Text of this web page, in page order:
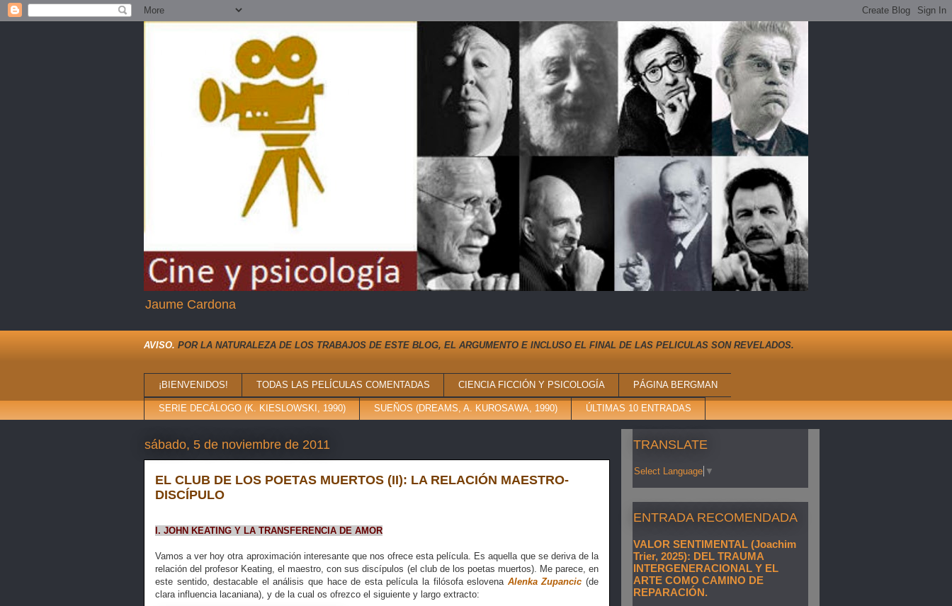
Jaume Cardona
AVISO. POR LA NATURALEZA DE LOS TRABAJOS DE ESTE BLOG, EL ARGUMENTO E INCLUSO EL FINAL DE LAS PELICULAS SON REVELADOS.
¡BIENVENIDOS! TODAS LAS PELÍCULAS COMENTADAS CIENCIA FICCIÓN Y PSICOLOGÍA PÁGINA BERGMAN
SERIE DECÁLOGO (K. KIESLOWSKI, 1990) SUEÑOS (DREAMS, A. KUROSAWA, 1990) ÚLTIMAS 10 ENTRADAS
sábado, 5 de noviembre de 2011
EL CLUB DE LOS POETAS MUERTOS (II): LA RELACIÓN MAESTRO-
DISCÍPULO
I. JOHN KEATING Y LA TRANSFERENCIA DE AMOR
Vamos a ver hoy otra aproximación interesante que nos ofrece esta película. Es aquella que se deriva de la
relación del profesor Keating, el maestro, con sus discípulos (el club de los poetas muertos). Me parece, en
este sentido, destacable el análisis que hace de esta película la filósofa eslovena Alenka Zupancic (de
clara influencia lacaniana), y de la cual os ofrezco el siguiente y largo extracto:
TRANSLATE
Select Language ▼
ENTRADA RECOMENDADA
VALOR SENTIMENTAL (Joachim
Trier, 2025): DEL TRAUMA
INTERGENERACIONAL Y EL
ARTE COMO CAMINO DE
REPARACIÓN.